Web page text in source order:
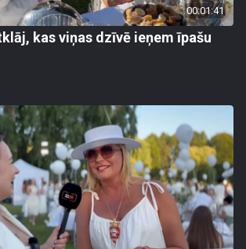
00:01:41
kas viņas dzīvē ieņem īpašu